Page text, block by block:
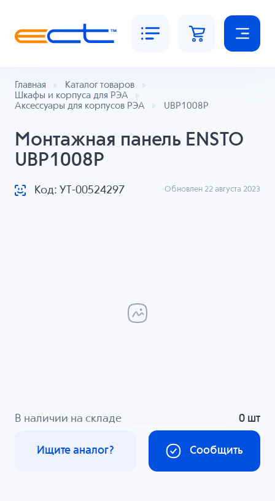
Главная
Каталог товаров
Шкафы и корпуса для РЭА
Аксессуары для корпусов РЭА
UBP1008P
Монтажная панель ENSTO
UBP1008P
Код: УТ-00524297 Обновлен 22 августа 2023
В наличии на складе 0 шт
Сообщить
Ищите аналог?